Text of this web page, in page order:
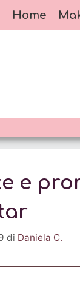
Home
e
di Daniela C.